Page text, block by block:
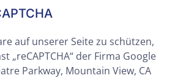
auf unserer Seite zu schützen,
„reCAPTCHA“ der Firma Google
Parkway, Mountain View, CA